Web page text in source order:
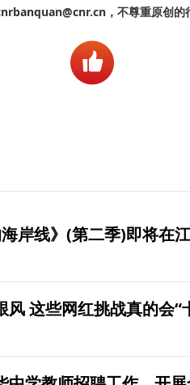
，不尊重原创的
岸线》(第二季)即将在
这些网红挑战真的会“